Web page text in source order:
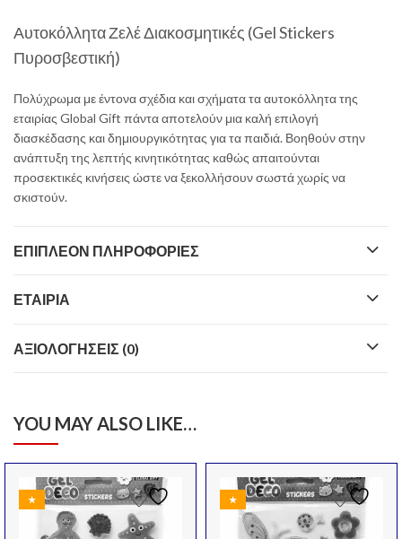
Αυτοκόλλητα Ζελέ Διακοσμητικές (Gel Stickers
Πυροσβεστική)
Πολύχρωμα με έντονα σχέδια και σχήματα τα αυτοκόλλητα της
εταιρίας Global Gift πάντα αποτελούν μια καλή επιλογή
διασκέδασης και δημιουργικότητας για τα παιδιά. Βοηθούν στην
ανάπτυξη της λεπτής κινητικότητας καθώς απαιτούνται
προσεκτικές κινήσεις ώστε να ξεκολλήσουν σωστά χωρίς να
σκιστούν.
ΕΠΙΠΛΈΟΝ ΠΛΗΡΟΦΟΡΊΕΣ
ΕΤΑΙΡΊΑ
ΑΞΙΟΛΟΓΉΣΕΙΣ (0)
YOU MAY ALSO LIKE…
★ ★